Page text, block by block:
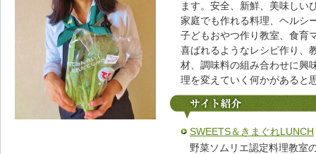
ます。安全、新鮮、美味しい
家庭でも作れる料理、ヘルシ
子どもおやつ作り教室、食育
喜ばれるようなレシピ作り、
材、調味料の組み合わせに興
理を変えていく何かがあると
SWEETS＆きまぐれLUNCH
野菜ソムリエ認定料理教室